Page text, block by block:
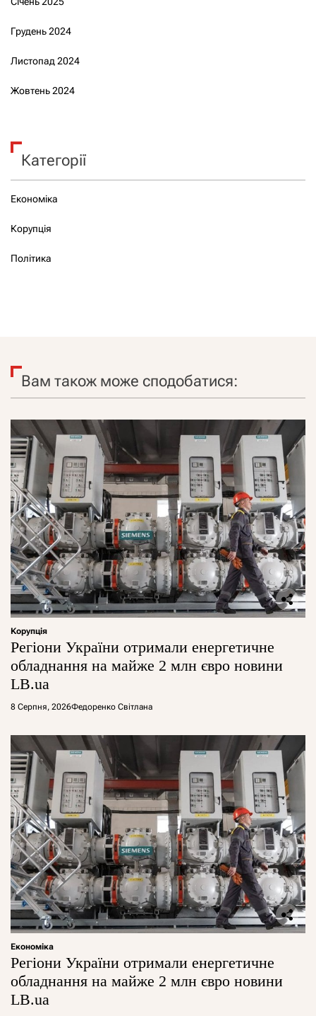
Грудень 2024
Листопад 2024
Жовтень 2024
Категорії
Економіка
Корупція
Політика
Вам також може сподобатися:
Корупція
Регіони України отримали енергетичне
обладнання на майже 2 млн євро новини
LB.ua
8 Серпня, 2026Федоренко Світлана
Економіка
Регіони України отримали енергетичне
обладнання на майже 2 млн євро новини
LB.ua